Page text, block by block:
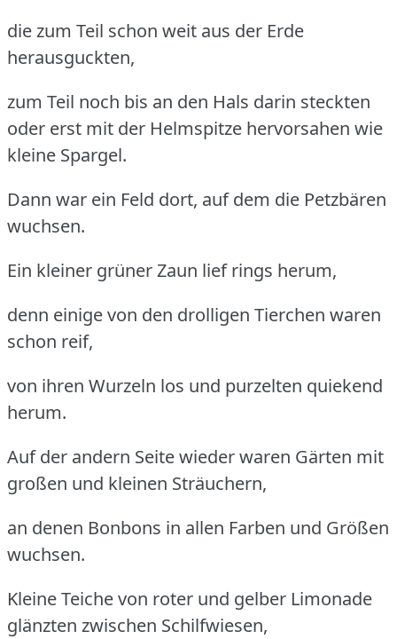
die zum Teil schon weit aus der Erde
herausguckten,
zum Teil noch bis an den Hals darin steckten
oder erst mit der Helmspitze hervorsahen wie
kleine Spargel.
Dann war ein Feld dort, auf dem die Petzbären
wuchsen.
Ein kleiner grüner Zaun lief rings herum,
denn einige von den drolligen Tierchen waren
schon reif,
von ihren Wurzeln los und purzelten quiekend
herum.
Auf der andern Seite wieder waren Gärten mit
großen und kleinen Sträuchern,
an denen Bonbons in allen Farben und Größen
wuchsen.
Kleine Teiche von roter und gelber Limonade
glänzten zwischen Schilfwiesen,